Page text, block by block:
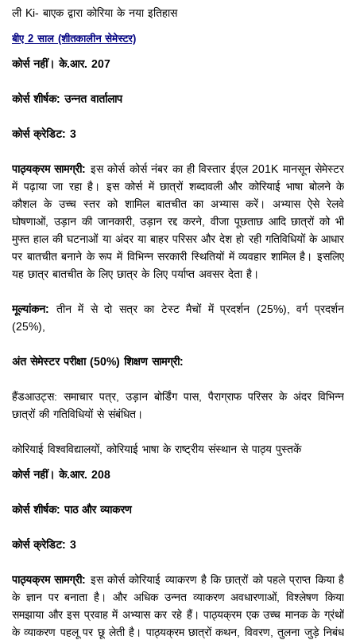
ली Ki- बाएक द्वारा कोरिया के नया इतिहास
बीए 2 साल (शीतकालीन सेमेस्टर)
कोर्स नहीं। के.आर. 207
कोर्स शीर्षक: उन्नत वार्तालाप
कोर्स क्रेडिट: 3
पाठ्यक्रम सामग्री: इस कोर्स कोर्स नंबर का ही विस्तार ईएल 201K मानसून सेमेस्टर
में पढ़ाया जा रहा है। इस कोर्स में छात्रों शब्दावली और कोरियाई भाषा बोलने के
कौशल के उच्च स्तर को शामिल बातचीत का अभ्यास करें।अभ्यास ऐसे रेलवे
घोषणाओं, उड़ान की जानकारी, उड़ान रद्द करने, वीजा पूछताछ आदि छात्रों को भी
मुफ्त हाल की घटनाओं या अंदर या बाहर परिसर और देश हो रही गतिविधियों के आधार
पर बातचीत बनाने के रूप में विभिन्न सरकारी स्थितियों में व्यवहार शामिल है। इसलिए
यह छात्र बातचीत के लिए छात्र के लिए पर्याप्त अवसर देता है।
मूल्यांकन: तीन में से दो सत्र का टेस्ट मैचों में प्रदर्शन (25%), वर्ग प्रदर्शन
(25%),
अंत सेमेस्टर परीक्षा (50%) शिक्षण सामग्री:
हैंडआउट्स: समाचार पत्र, उड़ान बोर्डिंग पास, पैराग्राफ परिसर के अंदर विभिन्न
छात्रों की गतिविधियों से संबंधित।
कोरियाई विश्वविद्यालयों, कोरियाई भाषा के राष्ट्रीय संस्थान से पाठ्य पुस्तकें
कोर्स नहीं। के.आर. 208
कोर्स शीर्षक: पाठ और व्याकरण
कोर्स क्रेडिट: 3
पाठ्यक्रम सामग्री: इस कोर्स कोरियाई व्याकरण है कि छात्रों को पहले प्राप्त किया है
के ज्ञान पर बनाता है।और अधिक उन्नत व्याकरण अवधारणाओं, विश्लेषण किया
समझाया और इस प्रवाह में अभ्यास कर रहे हैं।पाठ्यक्रम एक उच्च मानक के ग्रंथों
के व्याकरण पहलू पर छू लेती है। पाठ्यक्रम छात्रों कथन, विवरण, तुलना जुड़े निबंध